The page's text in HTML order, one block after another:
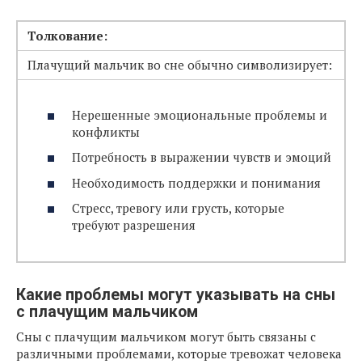
Толкование:
Плачущий мальчик во сне обычно символизирует:
Нерешенные эмоциональные проблемы и
конфликты
Потребность в выражении чувств и эмоций
Необходимость поддержки и понимания
Стресс, тревогу или грусть, которые
требуют разрешения
Какие проблемы могут указывать на сны
с плачущим мальчиком
Сны с плачущим мальчиком могут быть связаны с
различными проблемами, которые тревожат человека